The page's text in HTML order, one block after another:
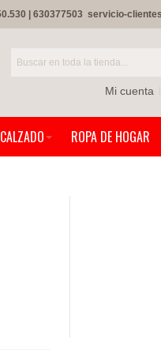
630377503 servicio-
Mi cuenta
CALZADO ROPA DE HOGAR